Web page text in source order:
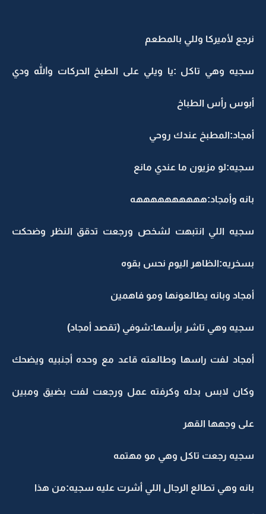
نرجع لأميركا وللي بالمطعم
سجيه وهي تاكل :يا ويلي على الطبخ الحركات والله ودي
أبوس رأس الطباخ
أمجاد:المطبخ عندك روحي
سجيه:لو مزيون ما عندي مانع
بانه وأمجاد:ههههههههههه
سجيه اللي انتبهت لشخص ورجعت تدقق النظر وضحكت
بسخريه:الظاهر اليوم نحس بقوه
أمجاد وبانه يطالعونها ومو فاهمين
سجيه وهي تاشر برأسها:شوفي (تقصد أمجاد)
أمجاد لفت راسها وطالعته قاعد مع وحده أجنبيه ويضحك
وكان لابس بدله وكرفته عمل ورجعت لفت بضيق ومبين
على وجهها القهر
سجيه رجعت تاكل وهي مو مهتمه
بانه وهي تطالع الرجال اللي أشرت عليه سجيه:من هذا